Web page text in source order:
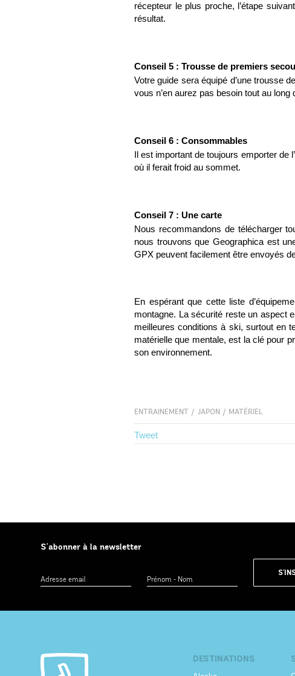
récepteur le plus proche, l’étape
résultat.
Conseil 5 : Trousse de premiers
Votre guide sera équipé d’une trousse
vous n’en aurez pas besoin tout au long
Conseil 6 : Consommables
Il est important de toujours emporter de
où il ferait froid au sommet.
Conseil 7 : Une carte
Nous recommandons de télécharger
nous trouvons que Geographica est
GPX peuvent facilement être envoyés
En espérant que cette liste
montagne. La sécurité reste un aspect
meilleures conditions à ski, surtout en
matérielle que mentale, est la clé pour
son environnement.
ENTRAINEMENT / JAPON / MATÉRIEL
Tweet
S'abonner à la newsletter
DESTINATIONS